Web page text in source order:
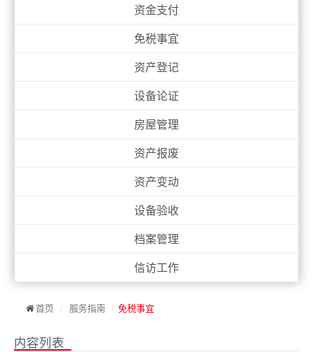
资金支付
免税事宜
资产登记
设备论证
房屋管理
资产报废
资产变动
设备验收
档案管理
信访工作
首页 / 服务指南 / 免税事宜
内容列表